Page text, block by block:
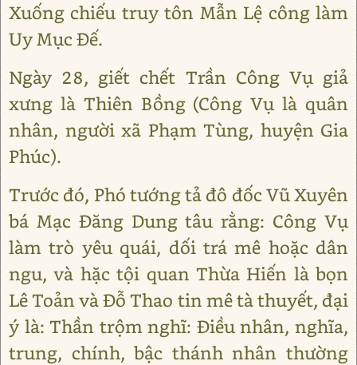
Xuống chiếu truy tôn Mẫn Lệ công làm
Uy Mục Đế.
Ngày 28, giết chết Trần Công Vụ giả
xưng là Thiên Bồng (Công Vụ là quân
nhân, người xã Phạm Tùng, huyện Gia
Phúc).
Trước đó, Phó tướng tả đô đốc Vũ Xuyên
bá Mạc Đăng Dung tâu rằng: Công Vụ
làm trò yêu quái, dối trá mê hoặc dân
ngu, và hặc tội quan Thừa Hiến là bọn
Lê Toản và Đỗ Thao tin mê tà thuyết, đại
ý là: Thần trộm nghĩ: Điều nhân, nghĩa,
trung, chính, bậc thánh nhân thường